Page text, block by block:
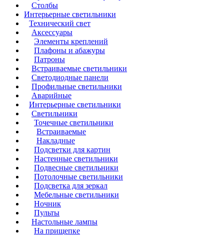
Столбы
Интерьерные светильники
Технический свет
Аксессуары
Элементы креплений
Плафоны и абажуры
Патроны
Встраиваемые светильники
Светодиодные панели
Профильные светильники
Аварийные
Интерьерные светильники
Светильники
Точечные светильники
Встраиваемые
Накладные
Подсветки для картин
Настенные светильники
Подвесные светильники
Потолочные светильники
Подсветка для зеркал
Мебельные светильники
Ночник
Пульты
Настольные лампы
На прищепке